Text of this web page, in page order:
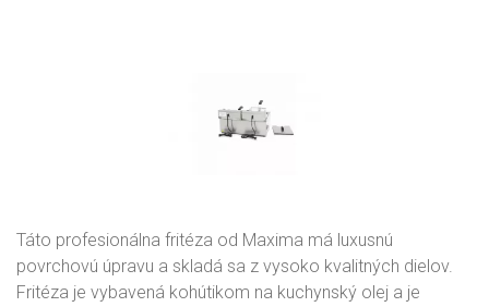
Táto profesionálna fritéza od Maxima má luxusnú
povrchovú úpravu a skladá sa z vysoko kvalitných dielov.
Fritéza je vybavená kohútikom na kuchynský olej a je